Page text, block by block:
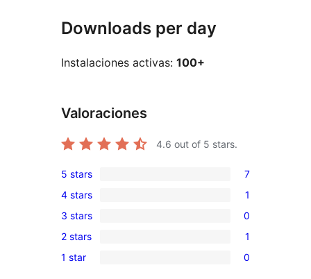
Downloads per day
Instalaciones activas: 100+
Valoraciones
4.6 out of 5 stars.
7
5-
star
reviews
5 stars 7
1
4-
star
review
4 stars 1
0
3-
star
3 stars 0
1
2-
2 stars 1
0
1 star 0